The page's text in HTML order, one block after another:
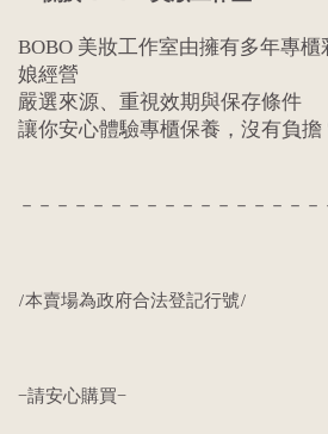
BOBO 美妝工作室由擁有多年專
娘經營
嚴選來源、重視效期與保存條件
讓你安心體驗專櫃保養，沒有負擔
－－－－－－－－－－－－－－－－－
/本賣場為政府合法登記行號/
—請安心購買—